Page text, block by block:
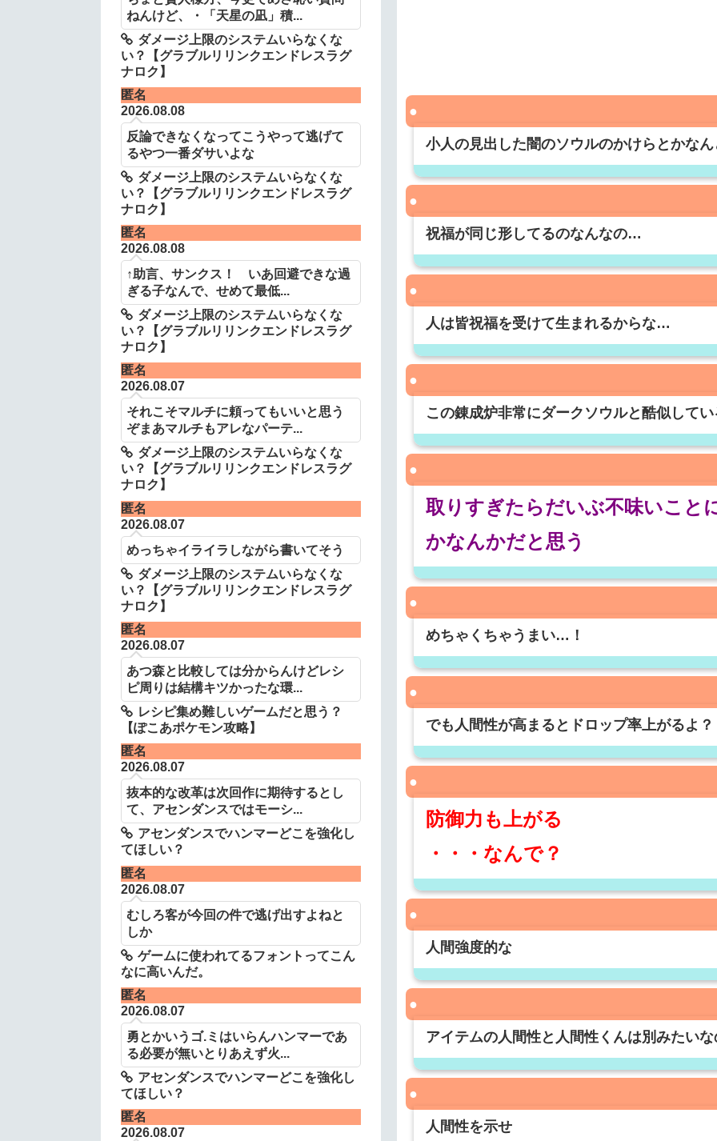
小人の見出した闇のソウルのかけらとかなん
祝福が同じ形してるのなんなの…
人は皆祝福を受けて生まれるからな…
この錬成炉非常にダークソウルと酷似してい
取りすぎたらだいぶ不味いこと
かなんかだと思う
めちゃくちゃうまい…！
でも人間性が高まるとドロップ率上がるよ？
防御力も上がる
・・・なんで？
人間強度的な
アイテムの人間性と人間性くんは別みたい
人間性を示せ
ねんけど、・「天星の凪」積...
ダメージ上限のシステムいらなくな
い？【グラブルリリンクエンドレスラグ
ナロク】
匿名
2026.08.08
反論できなくなってこうやって逃げて
るやつ一番ダサいよな
ダメージ上限のシステムいらなくな
い？【グラブルリリンクエンドレスラグ
ナロク】
匿名
2026.08.08
↑助言、サンクス！ いあ回避できな過
ぎる子なんで、せめて最低...
ダメージ上限のシステムいらなくな
い？【グラブルリリンクエンドレスラグ
ナロク】
匿名
2026.08.07
それこそマルチに頼ってもいいと思う
ぞまあマルチもアレなパーテ...
ダメージ上限のシステムいらなくな
い？【グラブルリリンクエンドレスラグ
ナロク】
匿名
2026.08.07
めっちゃイライラしながら書いてそう
ダメージ上限のシステムいらなくな
い？【グラブルリリンクエンドレスラグ
ナロク】
匿名
2026.08.07
あつ森と比較しては分からんけどレシ
ピ周りは結構キツかったな環...
レシピ集め難しいゲームだと思う？
【ぽこあポケモン攻略】
匿名
2026.08.07
抜本的な改革は次回作に期待するとし
て、アセンダンスではモーシ...
アセンダンスでハンマーどこを強化し
てほしい？
匿名
2026.08.07
むしろ客が今回の件で逃げ出すよねと
しか
ゲームに使われてるフォントってこん
なに高いんだ。
匿名
2026.08.07
勇とかいうゴ.ミはいらんハンマーであ
る必要が無いとりあえず火...
アセンダンスでハンマーどこを強化し
てほしい？
匿名
2026.08.07